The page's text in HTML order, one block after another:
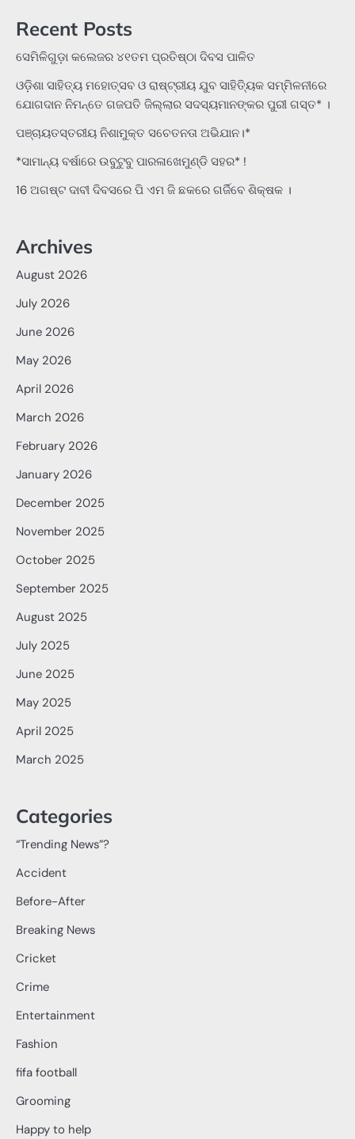
Recent Posts
ସେମିଳିଗୁଡ଼ା କଲେଜର ୪୧ତମ ପ୍ରତିଷ୍ଠା ଦିବସ ପାଳିତ
ଓଡ଼ିଶା ସାହିତ୍ୟ ମହୋତ୍ସବ ଓ ରାଷ୍ଟ୍ରୀୟ ଯୁବ ସାହିତ୍ୟିକ ସମ୍ମିଳନୀରେ
ଯୋଗଦାନ ନିମନ୍ତେ ଗଜପତି ଜିଲ୍ଲାର ସଦସ୍ୟମାନଙ୍କର ପୁରୀ ଗସ୍ତ* ।
ପଞ୍ଚାୟତସ୍ତରୀୟ ନିଶାମୁକ୍ତ ସଚେତନତା ଅଭିଯାନ।*
*ସାମାନ୍ୟ ବର୍ଷାରେ ଉବୁଟୁବୁ ପାରଳାଖେମୁଣ୍ଡି ସହର* !
16 ଅଗଷ୍ଟ ଦାବୀ ଦିବସରେ ପି ଏମ ଜି ଛକରେ ଗର୍ଜିବେ ଶିକ୍ଷକ ।
Archives
August 2026
July 2026
June 2026
May 2026
April 2026
March 2026
February 2026
January 2026
December 2025
November 2025
October 2025
September 2025
August 2025
July 2025
June 2025
May 2025
April 2025
March 2025
Categories
“Trending News”?
Accident
Before-After
Breaking News
Cricket
Crime
Entertainment
Fashion
fifa football
Grooming
Happy to help